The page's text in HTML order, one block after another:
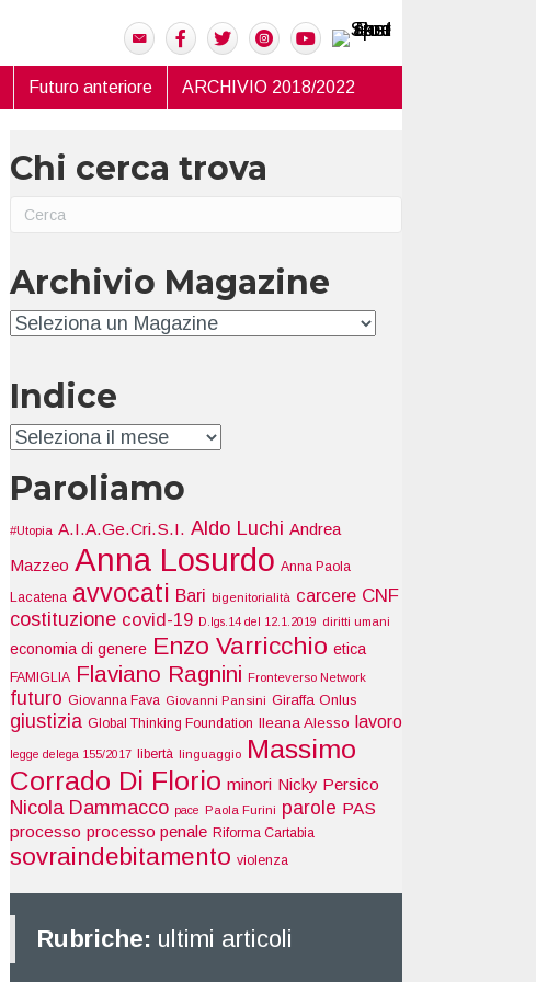
Futuro anteriore ARCHIVIO 2018/2022
Chi cerca trova
Archivio Magazine
Archivio
Indice
Indice
Paroliamo
#Utopia A.I.A.Ge.Cri.S.I. Aldo Luchi Andrea
Mazzeo Anna Losurdo Anna Paola
Lacatena avvocati Bari bigenitorialità carcere CNF
costituzione covid-19 D.lgs.14 del 12.1.2019 diritti umani
economia di genere Enzo Varricchio etica
FAMIGLIA Flaviano Ragnini Fronteverso Network
futuro Giovanna Fava Giovanni Pansini Giraffa Onlus
giustizia Global Thinking Foundation Ileana Alesso lavoro
legge delega 155/2017 libertà linguaggio Massimo
Corrado Di Florio minori Nicky Persico
Nicola Dammacco pace Paola Furini parole PAS
processo processo penale Riforma Cartabia
sovraindebitamento violenza
Rubriche: ultimi articoli